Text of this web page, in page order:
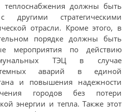
теплоснабжения должны быть
другими стратегическими
отрасли. Кроме этого, в
порядке должны быть
мероприятия по действию
ТЭЦ в случае
аварий в единой
и повышения надежности
городов без потери
энергии и тепла. Также этот